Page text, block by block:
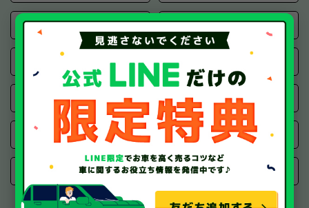
マツダ スバル
ダイハツ いすゞ
ミツオカ 日野自動車
UDトラックス 三菱ふそう